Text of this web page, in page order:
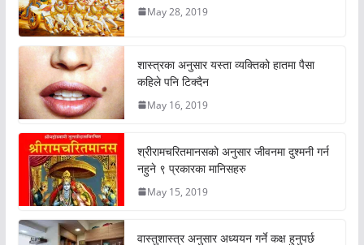
May 28, 2019
शास्त्रका अनुसार यस्ता व्यक्तिको हातमा पैसा
कहिले पनि टिक्दैन
May 16, 2019
श्रीरामचरितमानसको अनुसार जीवनमा दुश्मनी गर्न
नहुने ९ प्रकारका मानिसहरु
May 15, 2019
वास्तुशास्त्र अनुसार अध्ययन गर्ने कक्ष हुनुपर्छ